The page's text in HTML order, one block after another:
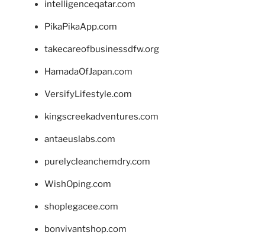
intelligenceqatar.com
PikaPikaApp.com
takecareofbusinessdfw.org
HamadaOfJapan.com
VersifyLifestyle.com
kingscreekadventures.com
antaeuslabs.com
purelycleanchemdry.com
WishOping.com
shoplegacee.com
bonvivantshop.com